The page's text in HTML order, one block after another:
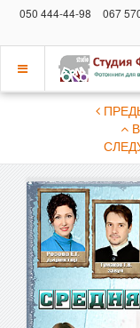
050 444-44-98 067
Показать